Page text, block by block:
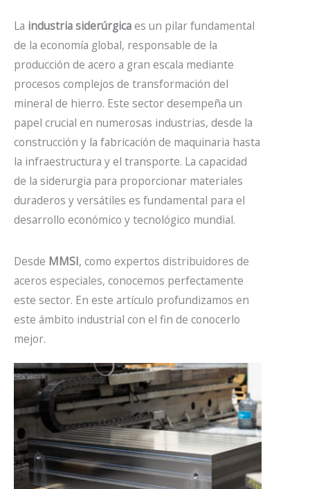
La industria siderúrgicaes un pilar fundamental
de la economía global, responsable de la
producción de acero a gran escala mediante
procesos complejos de transformación del
mineral de hierro. Este sector desempeña un
papel crucial en numerosas industrias, desde la
construcción y la fabricación de maquinaria hasta
la infraestructura y el transporte. La capacidad
de la siderurgia para proporcionar materiales
duraderos y versátiles es fundamental para el
desarrollo económico y tecnológico mundial.
Desde MMSI, como expertos distribuidores de
aceros especiales, conocemos perfectamente
este sector. En este artículo profundizamos en
este ámbito industrial con el fin de conocerlo
mejor.